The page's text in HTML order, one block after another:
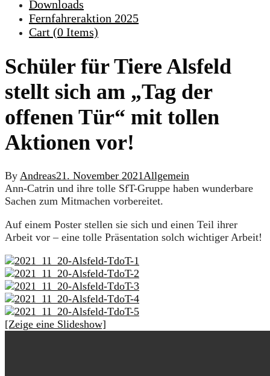
Downloads
Fernfahreraktion 2025
Cart (0 Items)
Schüler für Tiere Alsfeld
stellt sich am „Tag der
offenen Tür“ mit tollen
Aktionen vor!
By Andreas21. November 2021Allgemein
Ann-Catrin und ihre tolle SfT-Gruppe haben wunderbare
Sachen zum Mitmachen vorbereitet.
Auf einem Poster stellen sie sich und einen Teil ihrer
Arbeit vor – eine tolle Präsentation solch wichtiger Arbeit!
[Zeige eine Slideshow]